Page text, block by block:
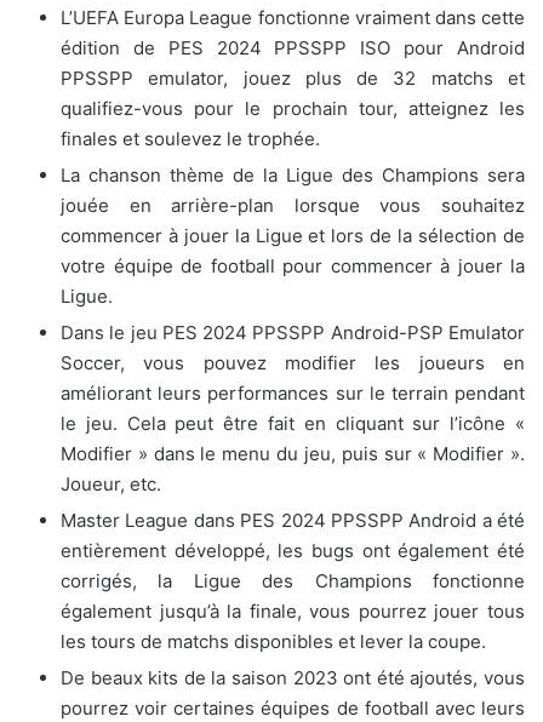
L’UEFA Europa League fonctionne vraiment dans cette
édition de PES 2024 PPSSPP ISO pour Android
PPSSPP emulator, jouez plus de 32 matchs et
qualifiez-vous pour le prochain tour, atteignez les
finales et soulevez le trophée.
La chanson thème de la Ligue des Champions sera
jouée en arrière-plan lorsque vous souhaitez
commencer à jouer la Ligue et lors de la sélection de
votre équipe de football pour commencer à jouer la
Ligue.
Dans le jeu PES 2024 PPSSPP Android-PSP Emulator
Soccer, vous pouvez modifier les joueurs en
améliorant leurs performances sur le terrain pendant
le jeu. Cela peut être fait en cliquant sur l’icône «
Modifier » dans le menu du jeu, puis sur « Modifier ».
Joueur, etc.
Master League dans PES 2024 PPSSPP Android a été
entièrement développé, les bugs ont également été
corrigés, la Ligue des Champions fonctionne
également jusqu’à la finale, vous pourrez jouer tous
les tours de matchs disponibles et lever la coupe.
De beaux kits de la saison 2023 ont été ajoutés, vous
pourrez voir certaines équipes de football avec leurs